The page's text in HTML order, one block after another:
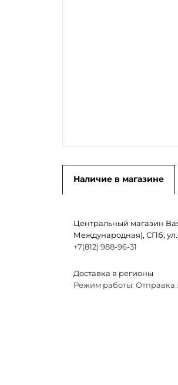
Наличие в магазине
Центральный магазин
Международная), СПб,
+7(812) 988-96-31
Доставка в регионы
Режим работы: Отправка